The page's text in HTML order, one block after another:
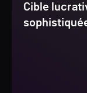
Cible